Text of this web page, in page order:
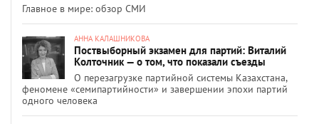
Главное в мире: обзор СМИ
АННА КАЛАШНИКОВА
Поствыборный экзамен для партий: Виталий
Колточник — о том, что показали съезды
О перезагрузке партийной системы Казахстана,
феномене «семипартийности» и завершении эпохи партий
одного человека